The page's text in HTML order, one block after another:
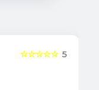
5
☆☆☆☆☆